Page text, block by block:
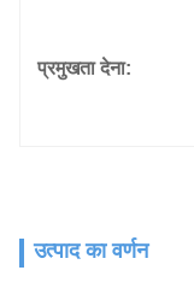
प्रमुखता देना:
उत्पाद का वर्णन